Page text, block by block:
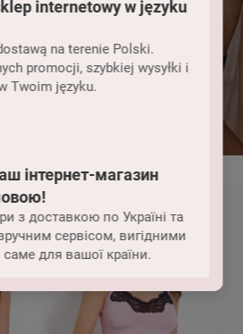
internetowy w języku
na terenie Polski.
promocji, szybkiej wysyłki i
Twoim języku.
інтернет-магазин
з доставкою по Україні та
сервісом, вигідними
для вашої країни.
damska